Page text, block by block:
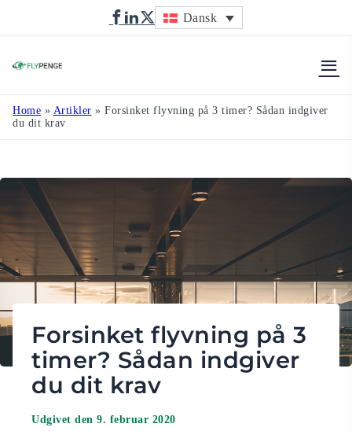
Dansk
Home » Artikler » Forsinket flyvning på 3 timer? Sådan indgiver
du dit krav
Forsinket flyvning på 3
timer? Sådan indgiver
du dit krav
Udgivet den 9. februar 2020